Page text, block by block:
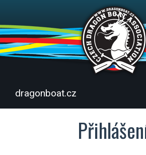
dragonboat.cz